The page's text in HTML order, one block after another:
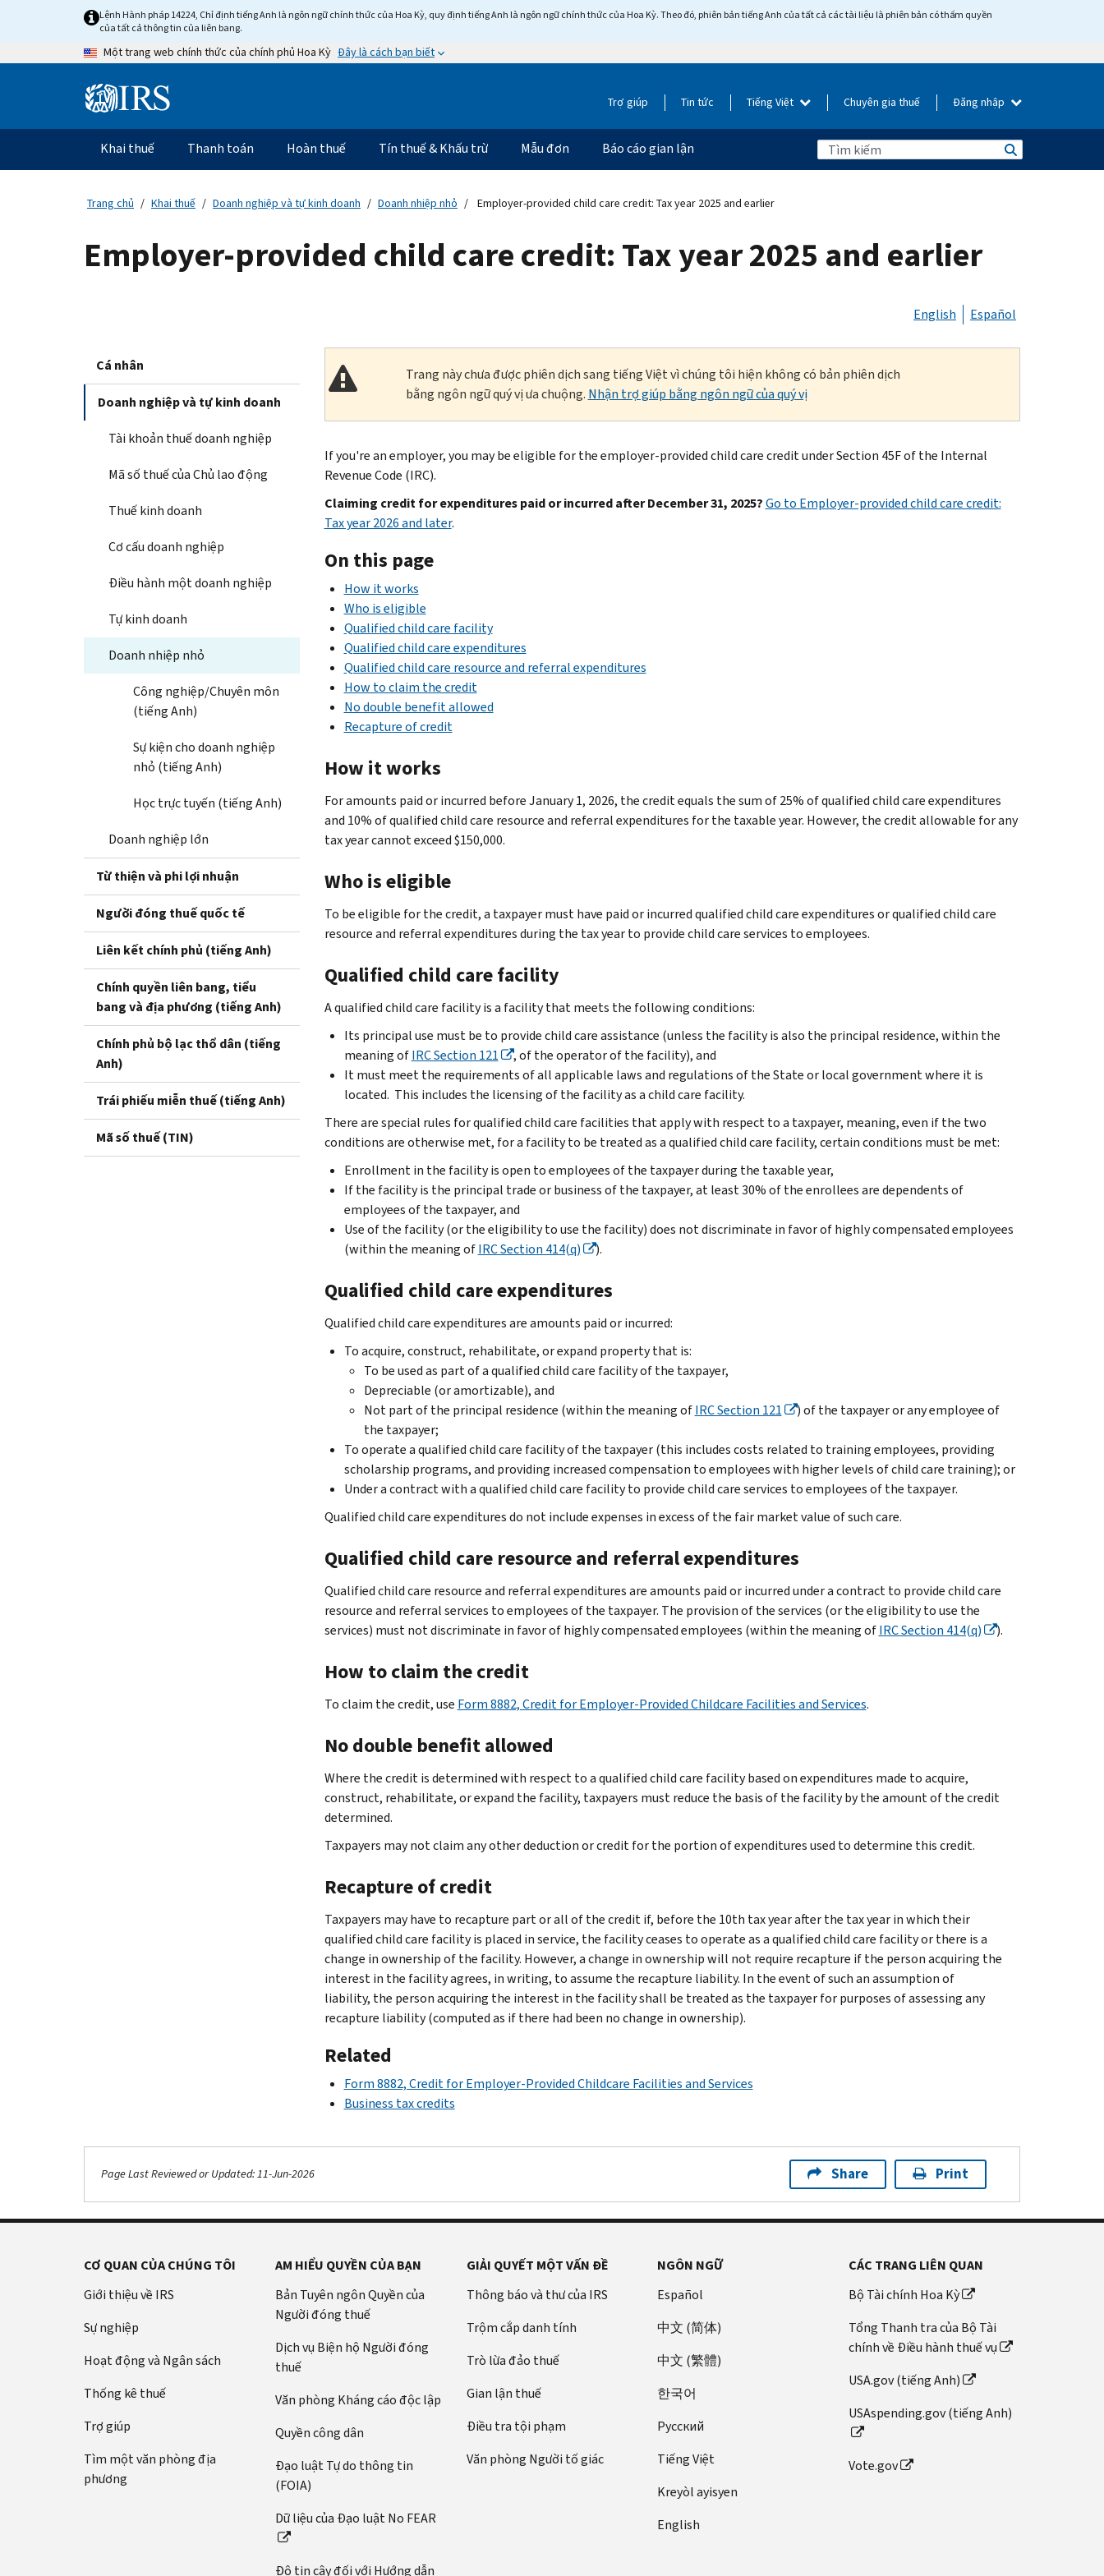
content
Lệnh Hành pháp 14224, Chỉ định tiếng Anh là ngôn ngữ chính thức của Hoa Kỳ, quy định tiếng Anh là ngôn ngữ chính thức của Hoa Kỳ. Theo đó, phiên bản tiếng Anh của tất cả các tài liệu là phiên bản có thẩm quyền
của tất cả thông tin của liên bang.
Một trang web chính thức của chính phủ Hoa Kỳ Đây là cách bạn biết
Information Trợ giúp Tin tức Tiếng Việt Chuyên gia thuế Đăng nhập
Điều
hướng
chính
Khai thuế Thanh toán Hoàn thuế Tín thuế & Khấu trừ Mẫu đơn Báo cáo gian lận
Trang chủ Khai thuế Doanh nghiệp và tự kinh doanh Doanh nhiệp nhỏ Employer-provided child care credit: Tax year 2025 and earlier
Employer-provided child care credit: Tax year 2025 and earlier
English Español
Cá nhân
Doanh nghiệp và tự kinh doanh
Tài khoản thuế doanh nghiệp
Mã số thuế của Chủ lao động
Thuế kinh doanh
Cơ cấu doanh nghiệp
Điều hành một doanh nghiệp
Tự kinh doanh
Doanh nhiệp nhỏ
Công nghiệp/Chuyên môn
(tiếng Anh)
Sự kiện cho doanh nghiệp
nhỏ (tiếng Anh)
Học trực tuyến (tiếng Anh)
Doanh nghiệp lớn
Từ thiện và phi lợi nhuận
Người đóng thuế quốc tế
Liên kết chính phủ (tiếng Anh)
Chính quyền liên bang, tiểu
bang và địa phương (tiếng Anh)
Chính phủ bộ lạc thổ dân (tiếng
Anh)
Trái phiếu miễn thuế (tiếng Anh)
Mã số thuế (TIN)
Trang này chưa được phiên dịch sang tiếng Việt vì chúng tôi hiện không có bản phiên dịch
bằng ngôn ngữ quý vị ưa chuộng. Nhận trợ giúp bằng ngôn ngữ của quý vị
If you're an employer, you may be eligible for the employer-provided child care credit under Section 45F of the Internal
Revenue Code (IRC).
Claiming credit for expenditures paid or incurred after December 31, 2025?Go to Employer-provided child care credit:
Tax year 2026 and later.
On this page
How it works
Who is eligible
Qualified child care facility
Qualified child care expenditures
Qualified child care resource and referral expenditures
How to claim the credit
No double benefit allowed
Recapture of credit
How it works
For amounts paid or incurred before January 1, 2026, the credit equals the sum of 25% of qualified child care expenditures
and 10% of qualified child care resource and referral expenditures for the taxable year. However, the credit allowable for any
tax year cannot exceed $150,000.
Who is eligible
To be eligible for the credit, a taxpayer must have paid or incurred qualified child care expenditures or qualified child care
resource and referral expenditures during the tax year to provide child care services to employees.
Qualified child care facility
A qualified child care facility is a facility that meets the following conditions:
Its principal use must be to provide child care assistance (unless the facility is also the principal residence, within the
meaning ofIRC Section 121
, of the operator of the facility), and
It must meet the requirements of all applicable laws and regulations of the State or local government where it is
located. This includes the licensing of the facility as a child care facility.
There are special rules for qualified child care facilities that apply with respect to a taxpayer, meaning, even if the two
conditions are otherwise met, for a facility to be treated as a qualified child care facility, certain conditions must be met:
Enrollment in the facility is open to employees of the taxpayer during the taxable year,
If the facility is the principal trade or business of the taxpayer, at least 30% of the enrollees are dependents of
employees of the taxpayer, and
Use of the facility (or the eligibility to use the facility) does not discriminate in favor of highly compensated employees
(within the meaning ofIRC Section 414(q) ).
Qualified child care expenditures
Qualified child care expenditures are amounts paid or incurred:
To acquire, construct, rehabilitate, or expand property that is:
To be used as part of a qualified child care facility of the taxpayer,
Depreciable (or amortizable), and
Not part of the principal residence (within the meaning ofIRC Section 121
) of the taxpayer or any employee of
the taxpayer;
To operate a qualified child care facility of the taxpayer (this includes costs related to training employees, providing
scholarship programs, and providing increased compensation to employees with higher levels of child care training); or
Under a contract with a qualified child care facility to provide child care services to employees of the taxpayer.
Qualified child care expenditures do not include expenses in excess of the fair market value of such care.
Qualified child care resource and referral expenditures
Qualified child care resource and referral expenditures are amounts paid or incurred under a contract to provide child care
resource and referral services to employees of the taxpayer. The provision of the services (or the eligibility to use the
services) must not discriminate in favor of highly compensated employees (within the meaning ofIRC Section 414(q) ).
How to claim the credit
To claim the credit, use Form 8882, Credit for Employer-Provided Childcare Facilities and Services.
No double benefit allowed
Where the credit is determined with respect to a qualified child care facility based on expenditures made to acquire,
construct, rehabilitate, or expand the facility, taxpayers must reduce the basis of the facility by the amount of the credit
determined.
Taxpayers may not claim any other deduction or credit for the portion of expenditures used to determine this credit.
Recapture of credit
Taxpayers may have to recapture part or all of the credit if, before the 10th tax year after the tax year in which their
qualified child care facility is placed in service, the facility ceases to operate as a qualified child care facility or there is a
change in ownership of the facility. However, a change in ownership will not require recapture if the person acquiring the
interest in the facility agrees, in writing, to assume the recapture liability. In the event of such an assumption of
liability, the person acquiring the interest in the facility shall be treated as the taxpayer for purposes of assessing any
recapture liability (computed as if there had been no change in ownership).
Related
Form 8882, Credit for Employer-Provided Childcare Facilities and Services
Business tax credits
Page Last Reviewed or Updated: 11-Jun-2026 Share Print
CƠ QUAN CỦA CHÚNG TÔI
Giới thiệu về IRS
Sự nghiệp
Hoạt động và Ngân sách
Thống kê thuế
Trợ giúp
Tìm một văn phòng địa
phương
AM HIỂU QUYỀN CỦA BẠN
Bản Tuyên ngôn Quyền của
Người đóng thuế
Dịch vụ Biện hộ Người đóng
thuế
Văn phòng Kháng cáo độc lập
Quyền công dân
Đạo luật Tự do thông tin
(FOIA)
Dữ liệu của Đạo luật No FEAR
Độ tin cậy đối với Hướng dẫn
GIẢI QUYẾT MỘT VẤN ĐỀ
Thông báo và thư của IRS
Trộm cắp danh tính
Trò lừa đảo thuế
Gian lận thuế
Điều tra tội phạm
Văn phòng Người tố giác
NGÔN NGỮ
Español
中文 (简体)
中文 (繁體)
한국어
Pусский
Tiếng Việt
Kreyòl ayisyen
English
CÁC TRANG LIÊN QUAN
Bộ Tài chính Hoa Kỳ
Tổng Thanh tra của Bộ Tài
chính về Điều hành thuế vụ
USA.gov (tiếng Anh)
USAspending.gov (tiếng Anh)
Vote.gov